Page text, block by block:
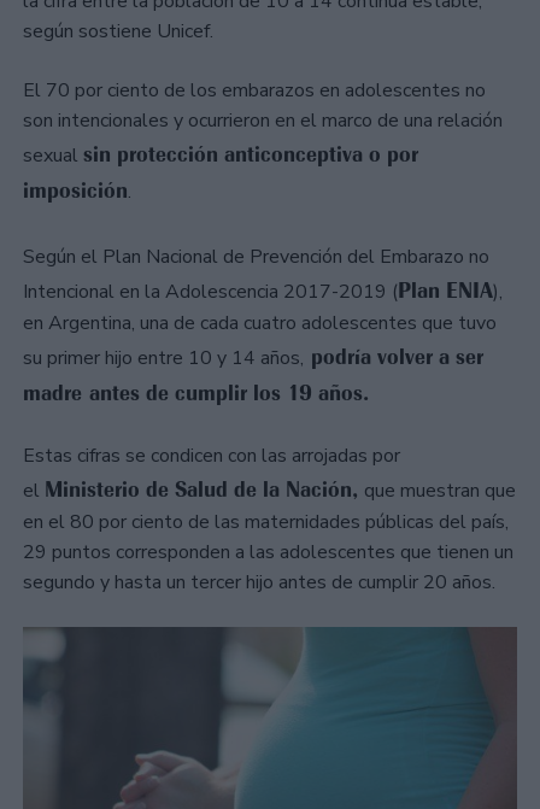
según sostiene Unicef.
El 70 por ciento de los embarazos en adolescentes no
son intencionales y ocurrieron en el marco de una relación
sexual sin protección anticonceptiva o por
imposición.
Según el Plan Nacional de Prevención del Embarazo no
Intencional en la Adolescencia 2017-2019 (Plan ENIA),
en Argentina, una de cada cuatro adolescentes que tuvo
su primer hijo entre 10 y 14 años, podría volver a ser
madre antes de cumplir los 19 años.
Estas cifras se condicen con las arrojadas por
el Ministerio de Salud de la Nación, que muestran que
en el 80 por ciento de las maternidades públicas del país,
29 puntos corresponden a las adolescentes que tienen un
segundo y hasta un tercer hijo antes de cumplir 20 años.